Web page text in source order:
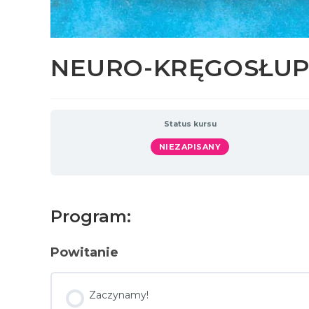
NEURO-KRĘGOSŁUP
Status kursu
NIEZAPISANY
Program:
Powitanie
Zaczynamy!